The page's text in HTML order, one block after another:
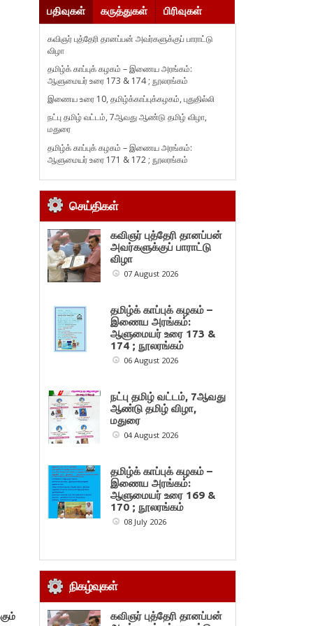
பதிவுகள் கருத்துகள் பிரிவுகள்
கவிஞர் புத்தேரி தானப்பன் அவர்களுக்குப் பாராட்டு
விழா
தமிழ்க் காப்புக் கழகம் – இணைய அரங்கம்:
ஆளுமையர் உரை 173 & 174 ; நூலரங்கம்
இணைய உரை 10, தமிழ்க்காப்புக்கழகம், புதுதில்லி
நட்பு தமிழ் வட்டம், 7ஆவது ஆண்டு தமிழ் விழா,
மதுரை
தமிழ்க் காப்புக் கழகம் – இணைய அரங்கம்:
ஆளுமையர் உரை 171 & 172 ; நூலரங்கம்
செய்திகள்
கவிஞர் புத்தேரி தானப்பன்
அவர்களுக்குப் பாராட்டு
விழா
07 August 2026
தமிழ்க் காப்புக் கழகம் –
இணைய அரங்கம்:
ஆளுமையர் உரை 173 &
174 ; நூலரங்கம்
06 August 2026
நட்பு தமிழ் வட்டம், 7ஆவது
ஆண்டு தமிழ் விழா,
மதுரை
04 August 2026
தமிழ்க் காப்புக் கழகம் –
இணைய அரங்கம்:
ஆளுமையர் உரை 169 &
170 ; நூலரங்கம்
08 July 2026
நிகழ்வுகள்
கவிஞர் புத்தேரி தானப்பன்